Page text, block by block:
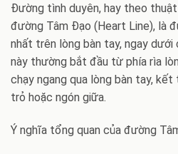
Đường tình duyên, hay theo
đường Tâm Đạo (Heart Line), là
nhất trên lòng bàn tay, ngay
này thường bắt đầu từ phía rìa
chạy ngang qua lòng bàn tay,
trỏ hoặc ngón giữa.
Ý nghĩa tổng quan của đường